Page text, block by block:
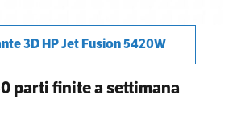
3D HP Jet Fusion 5420W
parti finite a settimana